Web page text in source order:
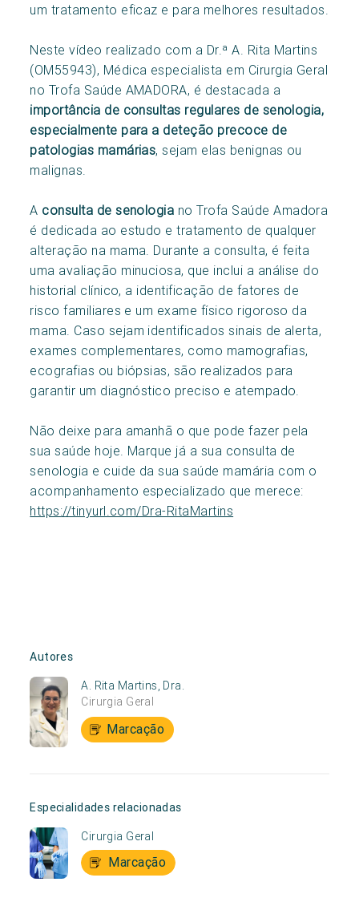
um tratamento eficaz e para melhores resultados.
Neste vídeo realizado com a Dr.ª A. Rita Martins
(OM55943), Médica especialista em Cirurgia Geral
no Trofa Saúde AMADORA, é destacada a
importância de consultas regulares de senologia,
especialmente para a deteção precoce de
patologias mamárias, sejam elas benignas ou
malignas.
A consulta de senologia no Trofa Saúde Amadora
é dedicada ao estudo e tratamento de qualquer
alteração na mama. Durante a consulta, é feita
uma avaliação minuciosa, que inclui a análise do
historial clínico, a identificação de fatores de
risco familiares e um exame físico rigoroso da
mama. Caso sejam identificados sinais de alerta,
exames complementares, como mamografias,
ecografias ou biópsias, são realizados para
garantir um diagnóstico preciso e atempado.
Não deixe para amanhã o que pode fazer pela
sua saúde hoje. Marque já a sua consulta de
senologia e cuide da sua saúde mamária com o
acompanhamento especializado que merece:
https://tinyurl.com/Dra-RitaMartins
Autores
A. Rita Martins, Dra.
Cirurgia Geral
Marcação
Especialidades relacionadas
Cirurgia Geral
Marcação